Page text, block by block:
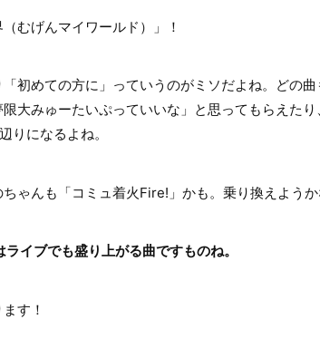
むげんマイワールド）」！
初めての方に」っていうのがミソだよね。どの曲
大みゅーたいぷっていいな」と思ってもらえた
りになるよね。
ゃんも「コミュ着火Fire!」かも。乗り換えよう
イブでも盛り上がる曲ですものね。
す！